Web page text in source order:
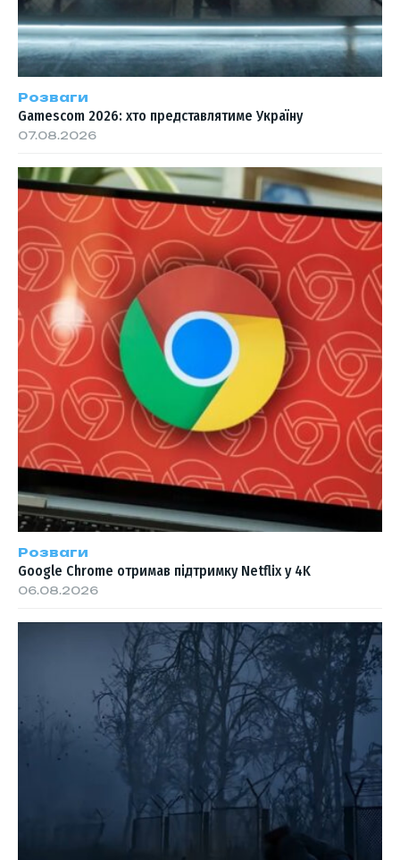
Розваги
Gamescom 2026: хто представлятиме Україну
07.08.2026
Розваги
Google Chrome отримав підтримку Netflix у 4K
06.08.2026